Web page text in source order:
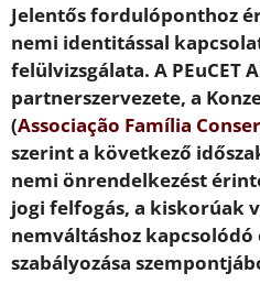
Jelentős fordulóponthoz
nemi identitással
felülvizsgálata. A PEuCET
partnerszervezete, a
(Associação Família
szerint a következő
nemi önrendelkezést
jogi felfogás, a kiskorúak
nemváltáshoz
szabályozása